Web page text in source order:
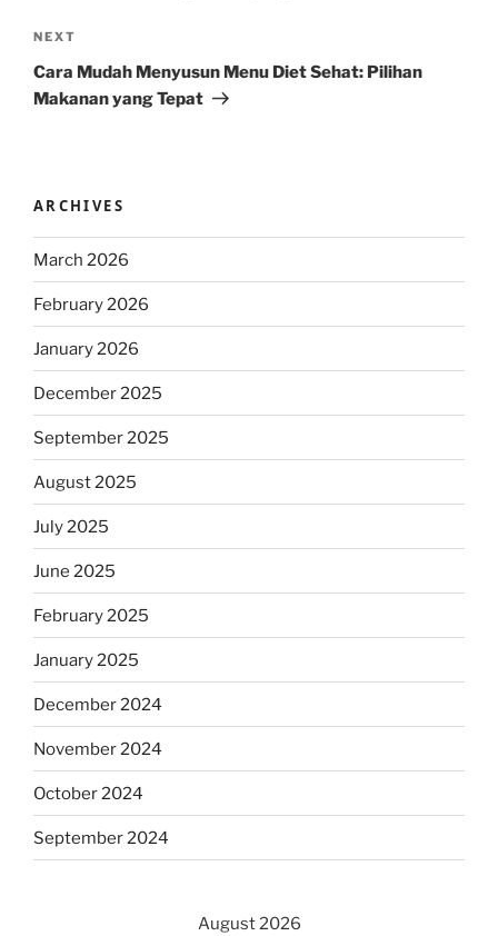
Next
Post
NEXT
Cara Mudah Menyusun Menu Diet Sehat: Pilihan
Makanan yang Tepat
ARCHIVES
March 2026
February 2026
January 2026
December 2025
September 2025
August 2025
July 2025
June 2025
February 2025
January 2025
December 2024
November 2024
October 2024
September 2024
August 2026